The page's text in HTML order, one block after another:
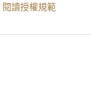
閱讀授權規範